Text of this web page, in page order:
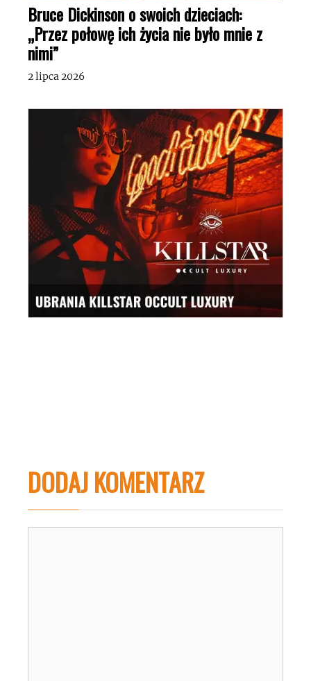
Bruce Dickinson o swoich dzieciach:
„Przez połowę ich życia nie było mnie z
nimi”
2 lipca 2026
DODAJ KOMENTARZ